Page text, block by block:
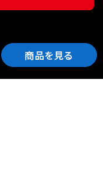
商品を見る